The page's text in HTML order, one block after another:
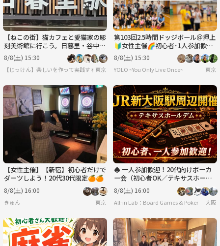
【ねこの街】猫カフェと愛猫家の彫
刻美術館に行こう。日暮里・谷中ぎ
んざ商店街を散策〈8月8日(土)15:3
0〉
8/8(土) 15:30
【じっけん】楽しいを作って実践する研究会
東京
第103回2.5時間ドッジボール＠押上
🔰女性主催🌈初心者･1人参加歓迎
│国際交流🉑
8/8(土) 15:30
YOLO ~You Only Live Once~ 東京
【女性主催】【新宿】初心者だけで
ダーツしよう！20代30代限定🍊🍊
8/8(土) 16:00
きゅん 東京
♠️ 一人参加歓迎！20代向けポーカ
ー会（初心者OK／テキサスホール
デム）＠新大阪♠️
8/8(土) 16:00
All-in Lab：Board Games & Poker 大阪